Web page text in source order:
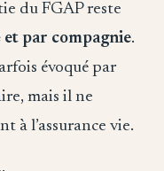
du FGAP reste
et par compagnie.
évoqué par
mais il ne
à l’assurance vie.